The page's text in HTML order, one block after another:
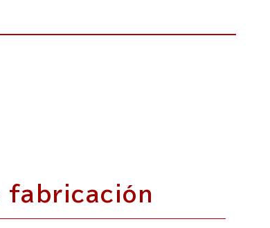
fabricación